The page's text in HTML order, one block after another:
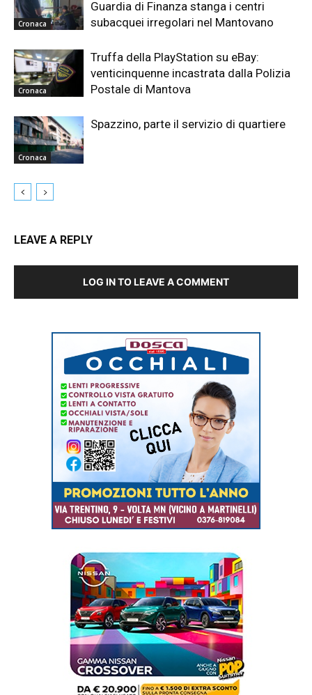
Cronaca
Guardia di Finanza stanga i centri
subacquei irregolari nel Mantovano
Cronaca
Truffa della PlayStation su eBay:
venticinquenne incastrata dalla Polizia
Postale di Mantova
Cronaca
Spazzino, parte il servizio di quartiere
LEAVE A REPLY
LOG IN TO LEAVE A COMMENT